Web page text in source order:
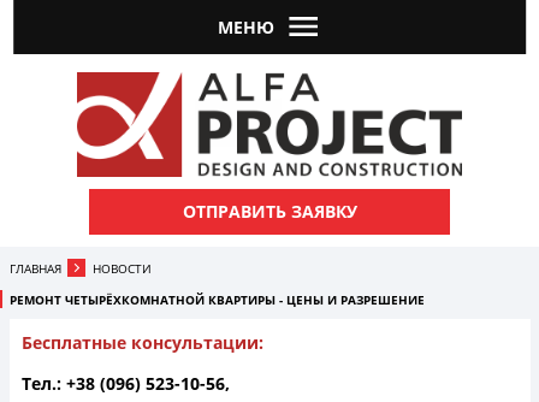
МЕНЮ
ОТПРАВИТЬ ЗАЯВКУ
ГЛАВНАЯ
НОВОСТИ
РЕМОНТ ЧЕТЫРЁХКОМНАТНОЙ КВАРТИРЫ - ЦЕНЫ И РАЗРЕШЕНИЕ
Бесплатные консультации:
Тел.: +38 (096) 523-10-56,